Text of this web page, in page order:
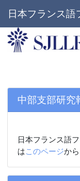
日本フランス語
中部支部研究
日本フランス語
はこのページか